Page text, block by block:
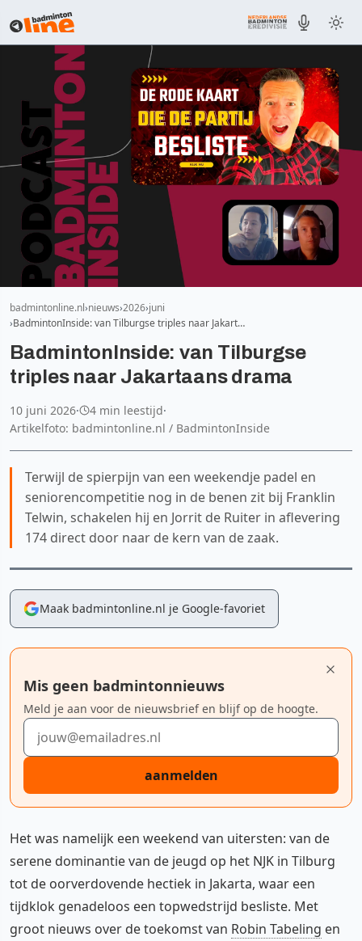
badmintonline.nl nieuws 2026 juni
BadmintonInside: van Tilburgse triples naar Jakart…
BadmintonInside: van Tilburgse
triples naar Jakartaans drama
10 juni 2026· 4 min leestijd·
Artikelfoto: badmintonline.nl / BadmintonInside
Terwijl de spierpijn van een weekendje padel en
seniorencompetitie nog in de benen zit bij Franklin
Telwin, schakelen hij en Jorrit de Ruiter in aflevering
174 direct door naar de kern van de zaak.
Maak badmintonline.nl je Google-favoriet
Mis geen badmintonnieuws
Meld je aan voor de nieuwsbrief en blijf op de hoogte.
E-mailadres
aanmelden
Het was namelijk een weekend van uitersten: van de
serene dominantie van de jeugd op het NJK in Tilburg
tot de oorverdovende hectiek in Jakarta, waar een
tijdklok genadeloos een topwedstrijd besliste. Met
groot nieuws over de toekomst van Robin Tabeling en